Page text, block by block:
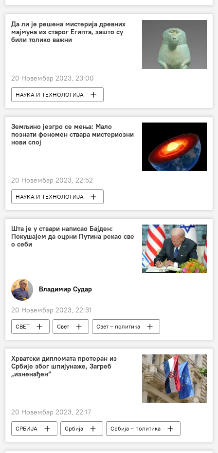
Регион – политика
Црна Гора
Да ли је решена мистерија древних
мајмуна из старог Египта, зашто су
били толико важни
20 Новембар 2023, 23:00
НАУКА И ТЕХНОЛОГИЈА
Наука и технологија
Археологија
Земљино језгро се мења: Мало
познати феномен ствара мистериозни
нови слој
20 Новембар 2023, 22:52
НАУКА И ТЕХНОЛОГИЈА
Наука и технологија
Земља
геолошка истраживања
сеизмолози
Шта је у ствари написао Бајден:
Покушајем да оцрни Путина рекао све
о себи
Владимир Судар
20 Новембар 2023, 22:31
СВЕТ Свет
Свет – политика
САД
Џозеф Бајден
Русија
Анализе и мишљења
Хрватски дипломата протеран из
Србије због шпијунаже, Загреб
„изненађен“
20 Новембар 2023, 22:17
СРБИЈА Србија
Србија – политика
Регион
Регион – политика